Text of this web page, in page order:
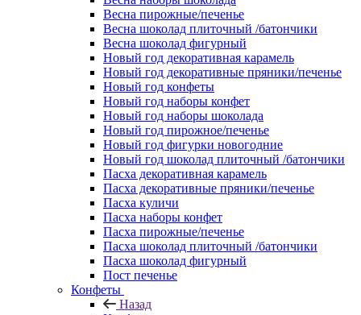
Весна пирожные/печенье
Весна шоколад плиточный /батончики
Весна шоколад фигурный
Новый год декоративная карамель
Новый год декоративные пряники/печенье
Новый год конфеты
Новый год наборы конфет
Новый год наборы шоколада
Новый год пирожное/печенье
Новый год фигурки новогодние
Новый год шоколад плиточный /батончики
Пасха декоративная карамель
Пасха декоративные пряники/печенье
Пасха куличи
Пасха наборы конфет
Пасха пирожные/печенье
Пасха шоколад плиточный /батончики
Пасха шоколад фигурный
Пост печенье
Конфеты
Назад